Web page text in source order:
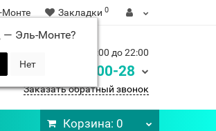
Монте
— Эль-Монте?
Закладки 0
Ежедневно с 9:00 до 22:00
8 900 248-00-28
Заказать обратный звонок
Корзина: 0